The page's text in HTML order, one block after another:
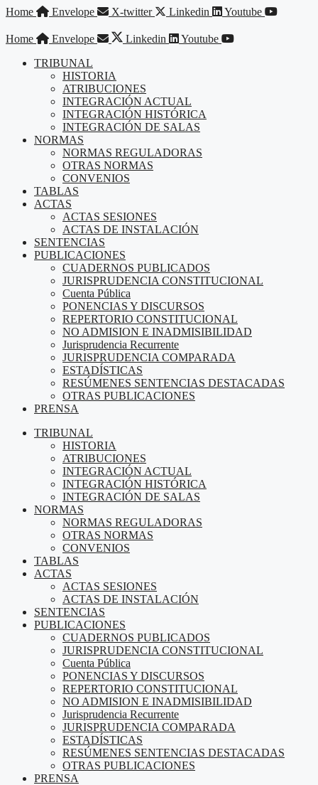
Saltar
contenido
Home Envelope X-twitter Linkedin Youtube
Home Envelope Linkedin
Youtube
TRIBUNAL
HISTORIA
ATRIBUCIONES
INTEGRACIÓN ACTUAL
INTEGRACIÓN HISTÓRICA
INTEGRACIÓN DE SALAS
NORMAS
NORMAS REGULADORAS
OTRAS NORMAS
CONVENIOS
TABLAS
ACTAS
ACTAS SESIONES
ACTAS DE INSTALACIÓN
SENTENCIAS
PUBLICACIONES
CUADERNOS PUBLICADOS
JURISPRUDENCIA CONSTITUCIONAL
Cuenta Pública
PONENCIAS Y DISCURSOS
REPERTORIO CONSTITUCIONAL
NO ADMISION E INADMISIBILIDAD
Jurisprudencia Recurrente
JURISPRUDENCIA COMPARADA
ESTADÍSTICAS
RESÚMENES SENTENCIAS DESTACADAS
OTRAS PUBLICACIONES
PRENSA
TRIBUNAL
HISTORIA
ATRIBUCIONES
INTEGRACIÓN ACTUAL
INTEGRACIÓN HISTÓRICA
INTEGRACIÓN DE SALAS
NORMAS
NORMAS REGULADORAS
OTRAS NORMAS
CONVENIOS
TABLAS
ACTAS
ACTAS SESIONES
ACTAS DE INSTALACIÓN
SENTENCIAS
PUBLICACIONES
CUADERNOS PUBLICADOS
JURISPRUDENCIA CONSTITUCIONAL
Cuenta Pública
PONENCIAS Y DISCURSOS
REPERTORIO CONSTITUCIONAL
NO ADMISION E INADMISIBILIDAD
Jurisprudencia Recurrente
JURISPRUDENCIA COMPARADA
ESTADÍSTICAS
RESÚMENES SENTENCIAS DESTACADAS
OTRAS PUBLICACIONES
PRENSA